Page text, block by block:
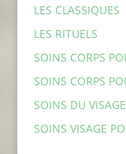
LES CLASSIQUES
LES RITUELS
SOINS CORPS
SOINS CORPS
SOINS DU
SOINS VISAGE